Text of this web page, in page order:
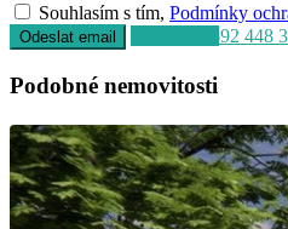
Souhlasím s tím,Podmínky
+34 692 448
Podobné nemovitosti